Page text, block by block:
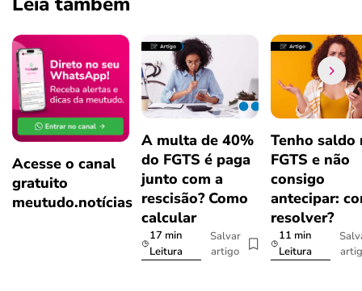
Acesse o canal
gratuito
meutudo.notícias
A multa de 40%
do FGTS é paga
junto com a
rescisão? Como
calcular
17 min
Leitura
Salvar
artigo
Tenho saldo
FGTS e não
consigo
antecipar:
resolver?
11 min
Leitura